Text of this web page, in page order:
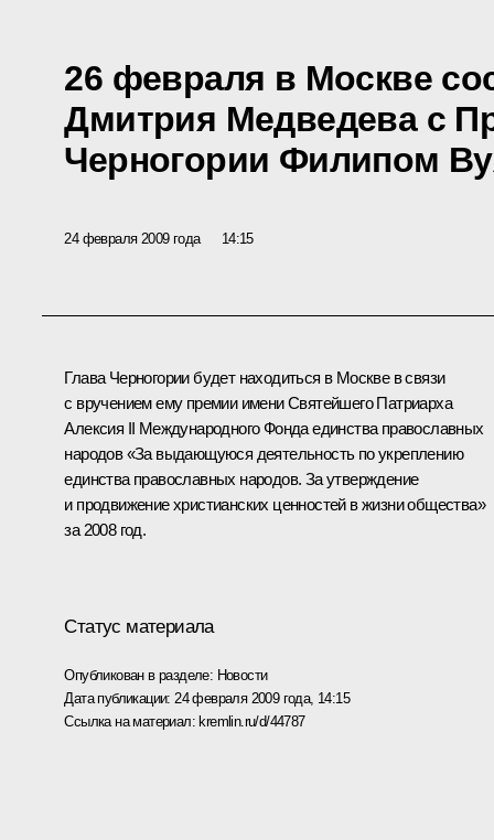
26 февраля в Москве
Дмитрия Медведева с
Черногории Филипом
24 февраля 2009 года 14:15
Глава Черногории будет находиться в Москве в связи
с вручением ему премии имени Святейшего Патриарха
Алексия II Международного Фонда единства православных
народов «За выдающуюся деятельность по укреплению
единства православных народов. За утверждение
и продвижение христианских ценностей в жизни общества»
за 2008 год.
Статус материала
Опубликован в разделе: Новости
Дата публикации: 24 февраля 2009 года, 14:15
Ссылка на материал:kremlin.ru/d/44787